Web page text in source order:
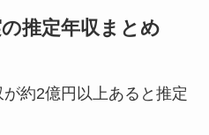
の推定年収まとめ
約2億円以上あると推定